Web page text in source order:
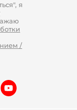
я
/